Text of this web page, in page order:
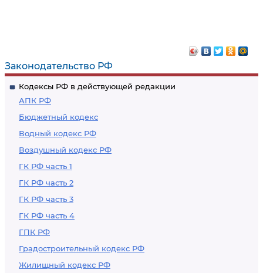
Законодательство РФ
Кодексы РФ в действующей редакции
АПК РФ
Бюджетный кодекс
Водный кодекс РФ
Воздушный кодекс РФ
ГК РФ часть 1
ГК РФ часть 2
ГК РФ часть 3
ГК РФ часть 4
ГПК РФ
Градостроительный кодекс РФ
Жилищный кодекс РФ